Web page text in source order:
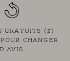
GRATUITS (2)
CHANGER
D'AVIS